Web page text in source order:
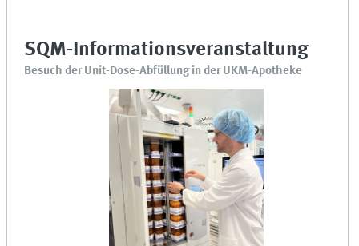
SQM-Informationsveranstaltung
Besuch der Unit-Dose-Abfüllung in der UKM-Apotheke